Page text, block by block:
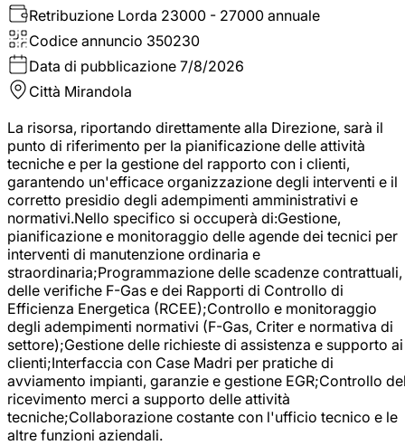
Retribuzione Lorda 23000 - 27000 annuale
Codice annuncio 350230
Data di pubblicazione 7/8/2026
Città Mirandola
La risorsa, riportando direttamente alla Direzione, sarà il
punto di riferimento per la pianificazione delle attività
tecniche e per la gestione del rapporto con i clienti,
garantendo un'efficace organizzazione degli interventi e il
corretto presidio degli adempimenti amministrativi e
normativi.Nello specifico si occuperà di:Gestione,
pianificazione e monitoraggio delle agende dei tecnici per
interventi di manutenzione ordinaria e
straordinaria;Programmazione delle scadenze contrattuali,
delle verifiche F-Gas e dei Rapporti di Controllo di
Efficienza Energetica (RCEE);Controllo e monitoraggio
degli adempimenti normativi (F-Gas, Criter e normativa di
settore);Gestione delle richieste di assistenza e supporto ai
clienti;Interfaccia con Case Madri per pratiche di
avviamento impianti, garanzie e gestione EGR;Controllo
ricevimento merci a supporto delle attività
tecniche;Collaborazione costante con l'ufficio tecnico e le
altre funzioni aziendali.